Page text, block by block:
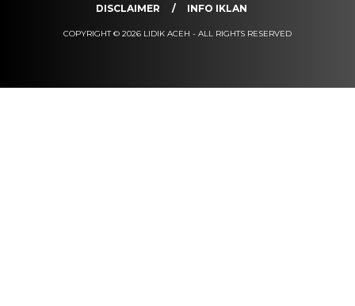
DISCLAIMER
INFO IKLAN
COPYRIGHT © 2026 LIDIK ACEH - ALL RIGHTS RESERVED